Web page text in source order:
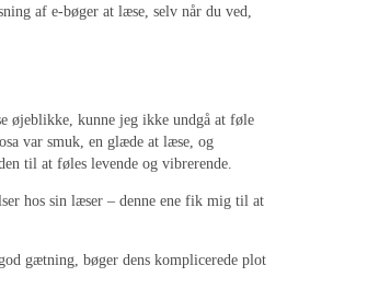
af e-bøger at læse, selv når du ved,
øjeblikke, kunne jeg ikke undgå at føle
var smuk, en glæde at læse, og
til at føles levende og vibrerende.
hos sin læser – denne ene fik mig til at
gætning, bøger dens komplicerede plot